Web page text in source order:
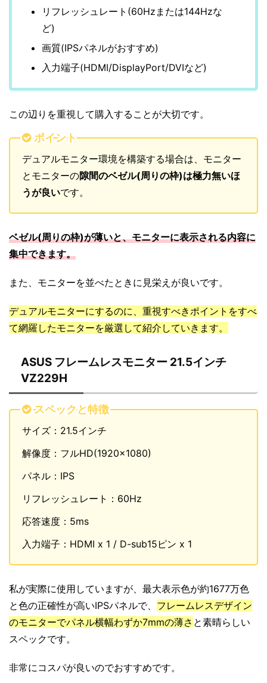
リフレッシュレート(60Hzまたは144Hzな
ど)
画質(IPSパネルがおすすめ)
入力端子(HDMI/DisplayPort/DVIなど)
この辺りを重視して購入することが大切です。
ポイント
デュアルモニター環境を構築する場合は、モニター
とモニターの隙間のベゼル(周りの枠)は極力無いほ
うが良いです。
ベゼル(周りの枠)が薄いと、モニターに表示される内容に
集中できます。
また、モニターを並べたときに見栄えが良いです。
デュアルモニターにするのに、重視すべきポイントをすべ
て網羅したモニターを厳選して紹介していきます。
ASUS フレームレスモニター 21.5インチ
VZ229H
スペックと特徴
サイズ：21.5インチ
解像度：フルHD(1920×1080)
パネル：IPS
リフレッシュレート：60Hz
応答速度：5ms
入力端子：HDMI x 1 / D-sub15ピン x 1
私が実際に使用していますが、最大表示色が約1677万色
と色の正確性が高いIPSパネルで、 フレームレスデザイン
のモニターでパネル横幅わずか7mmの薄さ と素晴らしい
スペックです。
非常にコスパが良いのでおすすめです。